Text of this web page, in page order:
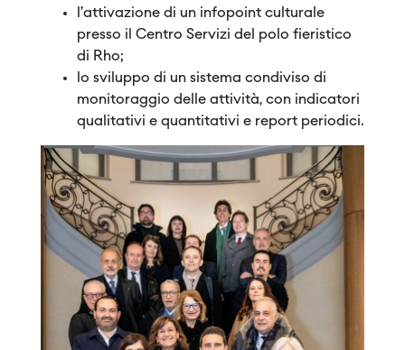
l’attivazione di un infopoint culturale
presso il Centro Servizi del polo fieristico
di Rho;
lo sviluppo di un sistema condiviso di
monitoraggio delle attività, con indicatori
qualitativi e quantitativi e report periodici.